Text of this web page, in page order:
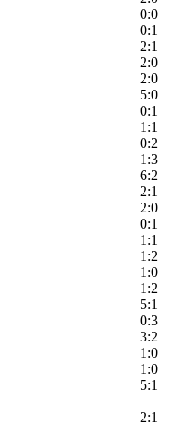
0:0
0:1
2:1
2:0
2:0
5:0
0:1
1:1
0:2
1:3
6:2
2:1
2:0
0:1
1:1
1:2
1:0
1:2
5:1
0:3
3:2
1:0
1:0
5:1
2:1